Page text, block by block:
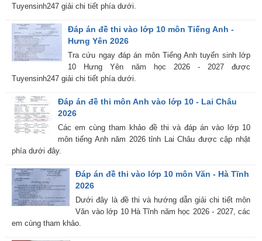
Tuyensinh247 giải chi tiết phía dưới.
Đáp án đề thi vào lớp 10 môn Tiếng Anh -
Hưng Yên 2026
Tra cứu ngay đáp án môn Tiếng Anh tuyển sinh lớp
10 Hưng Yên năm học 2026 - 2027 được
Tuyensinh247 giải chi tiết phía dưới.
Đáp án đề thi môn Anh vào lớp 10 - Lai Châu
2026
Các em cùng tham khảo đề thi và đáp án vào lớp 10
môn tiếng Anh năm 2026 tỉnh Lai Châu được cập nhật
phía dưới đây.
Đáp án đề thi vào lớp 10 môn Văn - Hà Tĩnh
2026
Dưới đây là đề thi và hướng dẫn giải chi tiết môn
Văn vào lớp 10 Hà Tĩnh năm học 2026 - 2027, các
em cùng tham khảo.